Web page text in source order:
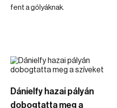
fent a gólyáknak.
Dánielfy hazai pályán
dobogtatta meg a